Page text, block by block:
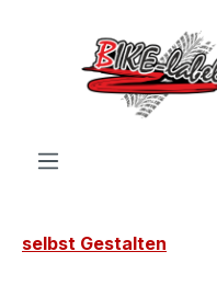
Zum Hauptinhalt springen
selbst Gestalten